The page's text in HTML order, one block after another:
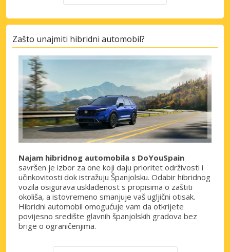
Zašto unajmiti hibridni automobil?
Najam hibridnog automobila s DoYouSpain
savršen je izbor za one koji daju prioritet održivosti i
učinkovitosti dok istražuju Španjolsku. Odabir hibridnog
vozila osigurava usklađenost s propisima o zaštiti
okoliša, a istovremeno smanjuje vaš ugljični otisak.
Hibridni automobil omogućuje vam da otkrijete
povijesno središte glavnih španjolskih gradova bez
brige o ograničenjima.